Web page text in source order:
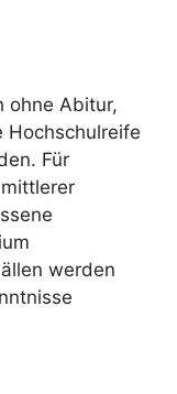
ohne Abitur,
Hochschulreife
Für
werden